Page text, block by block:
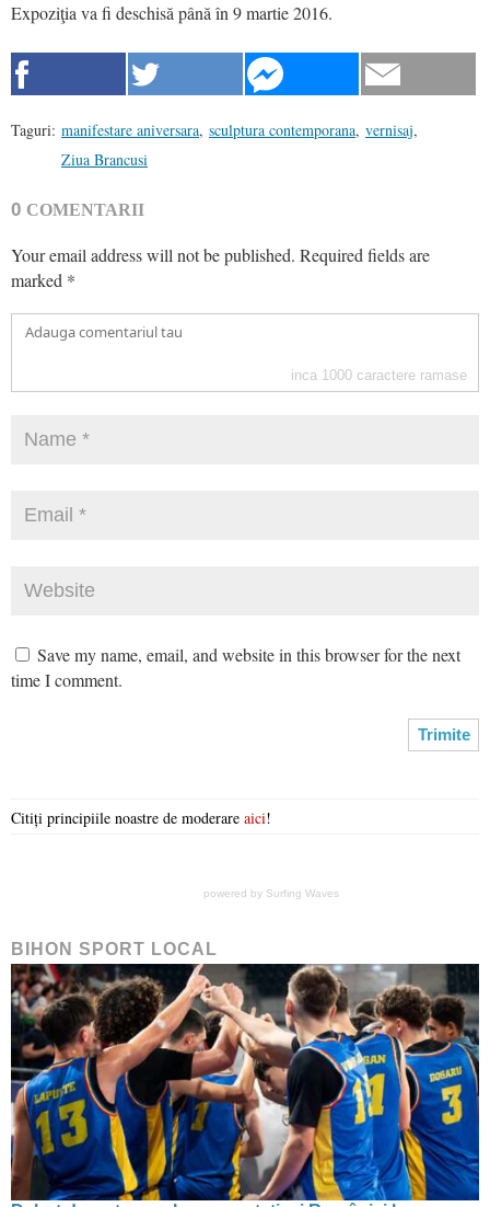
Expoziţia va fi deschisă până în 9 martie 2016.
Taguri: manifestare aniversara, sculptura contemporana, vernisaj,
Ziua Brancusi
0 COMENTARII
Your email address will not be published. Required fields are
marked *
inca 1000 caractere ramase
Save my name, email, and website in this browser for the next
time I comment.
Citiți principiile noastre de moderare aici!
powered by Surfing Waves
BIHON SPORT LOCAL